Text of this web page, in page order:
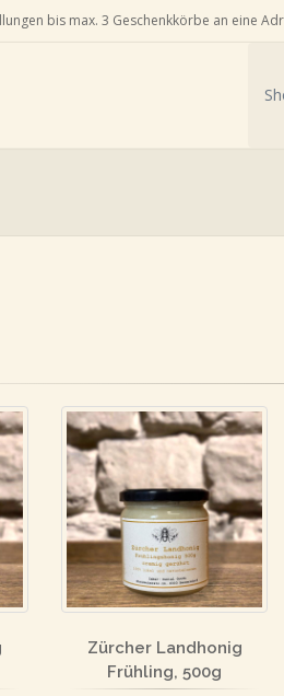
bis max. 3 Geschenkkörbe an eine
Zürcher Landhonig
Frühling, 500g